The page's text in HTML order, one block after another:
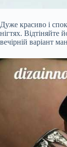
Дуже красиво і
нігтях. Відтіняйте
вечірній варіант